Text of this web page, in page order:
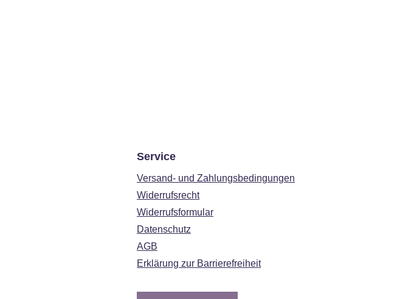
Service
Versand- und Zahlungsbedingungen
Widerrufsrecht
Widerrufsformular
Datenschutz
AGB
Erklärung zur Barrierefreiheit